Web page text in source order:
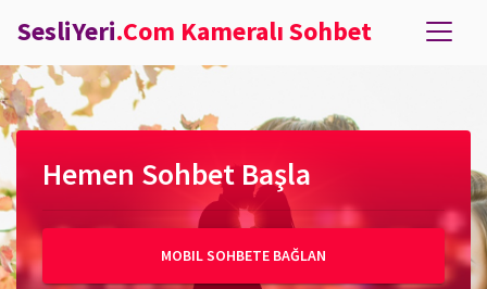
SesliYeri.Com Kameralı Sohbet
Hemen Sohbet Başla
MOBIL SOHBETE BAĞLAN